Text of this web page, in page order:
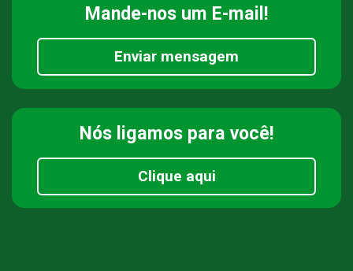
Mande-nos um E-mail!
Enviar mensagem
Nós ligamos para você!
Clique aqui